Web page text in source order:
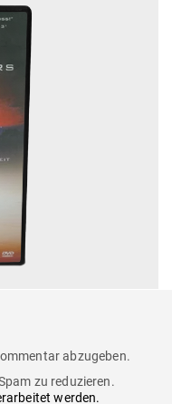
abzugeben.
zu reduzieren.
werden.